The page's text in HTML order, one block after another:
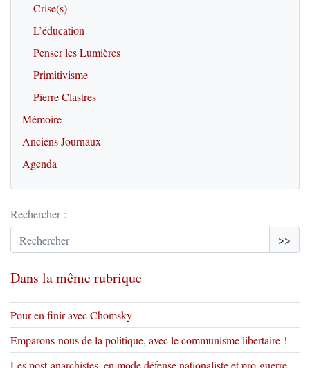
Crise(s)
L’éducation
Penser les Lumières
Primitivisme
Pierre Clastres
Mémoire
Anciens Journaux
Agenda
Rechercher :
>>
Dans la même rubrique
Pour en finir avec Chomsky
Emparons-nous de la politique, avec le communisme libertaire !
Les post-anarchistes, en mode défense nationaliste et pro-guerre,